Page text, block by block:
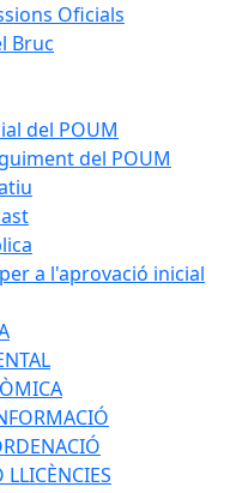
Oficials
Bruc
del POUM
del POUM
a l'aprovació inicial
LLICÈNCIES